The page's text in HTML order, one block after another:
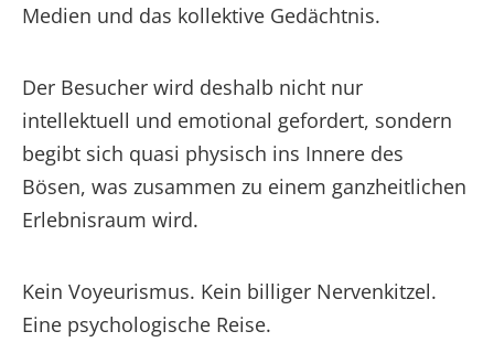
Medien und das kollektive Gedächtnis.
Der Besucher wird deshalb nicht nur
intellektuell und emotional gefordert, sondern
begibt sich quasi physisch ins Innere des
Bösen, was zusammen zu einem ganzheitlichen
Erlebnisraum wird.
Kein Voyeurismus. Kein billiger Nervenkitzel.
Eine psychologische Reise.